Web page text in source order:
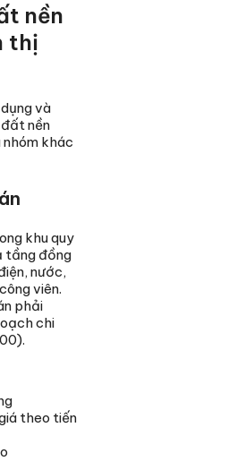
nền
thị
và
nền
khác
khu quy
tầng đồng
nước,
viên.
phải
chi
theo tiến